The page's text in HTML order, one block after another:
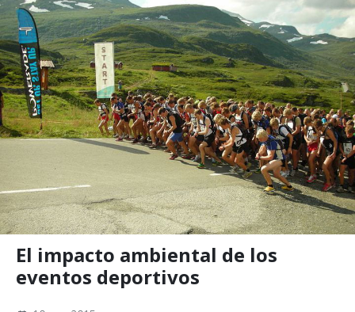
El impacto ambiental de los
eventos deportivos